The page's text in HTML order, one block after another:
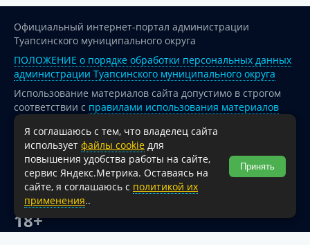
Официальный интернет-портал администрации
Туапсинского муниципального округа
ПОЛОЖЕНИЕ о порядке обработки персональных данных
администрации Туапсинского муниципального округа
Использование материалов сайта допустимо в строгом
соответствии с правилами использования материалов
опубликованных на сайте
При перепечатке и использовании информации ссылка
на источник обязательна.
Для сайтов и страниц сети Интернет обязательна
активная гиперссылка на официальный интернет-портал
администрации Туапсинского муниципального округа.
18+
Я соглашаюсь с тем, что владелец сайта
использует файлы cookie для
повышения удобства работы на сайте,
сервис Яндекс.Метрика. Оставаясь на
сайте, я соглашаюсь с политикой их
применения..
Принять